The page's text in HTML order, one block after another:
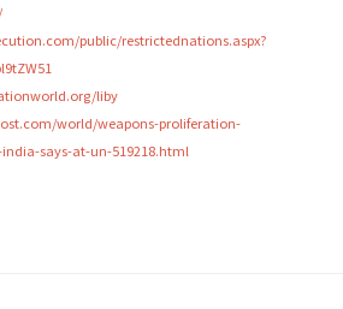
public/restrictednations.aspx?
liby
world/weapons-proliferation-
says-at-un-519218.html